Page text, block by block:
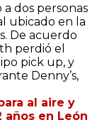
dos personas
ubicado en la
De acuerdo
perdió el
pick up, y
Denny’s,
al aire y
en León